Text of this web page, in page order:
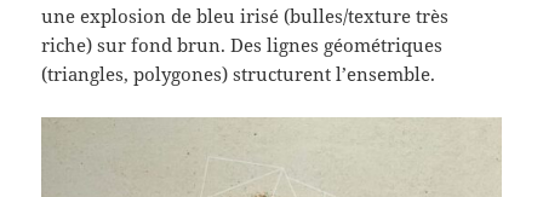
une explosion de bleu irisé (bulles/texture très
riche) sur fond brun. Des lignes géométriques
(triangles, polygones) structurent l’ensemble.